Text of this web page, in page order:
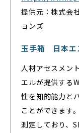
提供元：株式会
ョンズ
玉手箱 日本エ
人材アセスメン
エルが提供する
性を知的能力と
ことができます
測定しており、